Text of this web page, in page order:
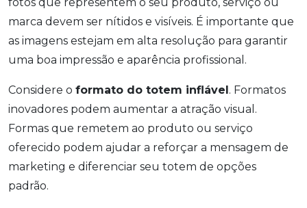
marca devem ser nítidos e visíveis. É importante que
as imagens estejam em alta resolução para garantir
uma boa impressão e aparência profissional.
Considere o formato do totem inflável. Formatos
inovadores podem aumentar a atração visual.
Formas que remetem ao produto ou serviço
oferecido podem ajudar a reforçar a mensagem de
marketing e diferenciar seu totem de opções
padrão.